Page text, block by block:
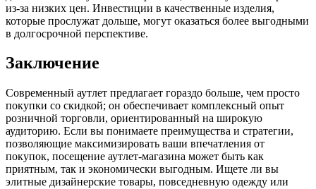
из-за низких цен. Инвестиции в качественные изделия,
которые прослужат дольше, могут оказаться более выгодными
в долгосрочной перспективе.
Заключение
Современный аутлет предлагает гораздо больше, чем просто
покупки со скидкой; он обеспечивает комплексный опыт
розничной торговли, ориентированный на широкую
аудиторию. Если вы понимаете преимущества и стратегии,
позволяющие максимизировать ваши впечатления от
покупок, посещение аутлет-магазина может быть как
приятным, так и экономически выгодным. Ищете ли вы
элитные дизайнерские товары, повседневную одежду или